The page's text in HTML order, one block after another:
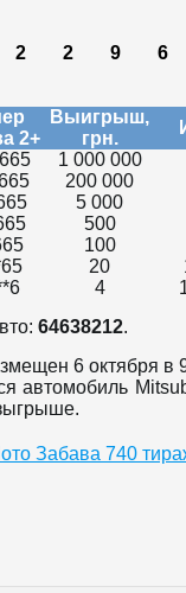
2 2 9 6
2+
Выигрыш,
грн.
1 000 000
200 000
5 000
500
100
20
4
64638212.
6 октября
автомобиль
Забава 740